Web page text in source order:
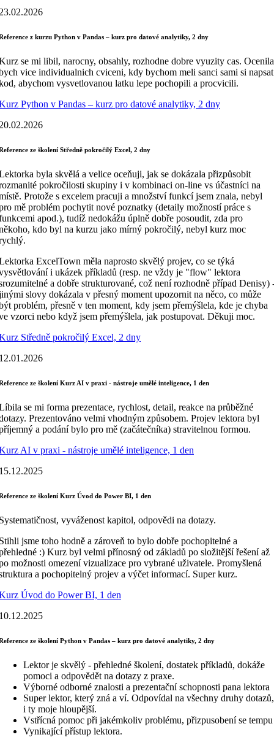
z kurzu Python v Pandas – kurz pro datové analytiky, 2 dny
se mi libil, narocny, obsahly, rozhodne dobre vyuzity cas. Ocenila
vice individualnich cviceni, kdy bychom meli sanci sami si napsat
abychom vysvetlovanou latku lepe pochopili a procvicili.
Python v Pandas – kurz pro datové analytiky, 2 dny
ze školení Středně pokročilý Excel, 2 dny
byla skvělá a velice oceňuji, jak se dokázala přizpůsobit
pokročilosti skupiny i v kombinaci on-line vs účastníci na
Protože s excelem pracuji a množství funkcí jsem znala, nebyl
mě problém pochytit nové poznatky (detaily možností práce s
apod.), tudíž nedokážu úplně dobře posoudit, zda pro
kdo byl na kurzu jako mírný pokročilý, nebyl kurz moc
ExcelTown měla naprosto skvělý projev, co se týká
i ukázek příkladů (resp. ne vždy je "flow" lektora
a dobře strukturované, což není rozhodně případ Denisy)
slovy dokázala v přesný moment upozornit na něco, co může
problém, přesně v ten moment, kdy jsem přemýšlela, kde je chyba
vzorci nebo když jsem přemýšlela, jak postupovat. Děkuji moc.
Středně pokročilý Excel, 2 dny
ze školení Kurz AI v praxi - nástroje umělé inteligence, 1 den
se mi forma prezentace, rychlost, detail, reakce na průběžné
Prezentováno velmi vhodným způsobem. Projev lektora byl
a podání bylo pro mě (začátečníka) stravitelnou formou.
AI v praxi - nástroje umělé inteligence, 1 den
ze školení Kurz Úvod do Power BI, 1 den
vyváženost kapitol, odpovědi na dotazy.
jsme toho hodně a zároveň to bylo dobře pochopitelné a
:) Kurz byl velmi přínosný od základů po složitější řešení až
možnosti omezení vizualizace pro vybrané uživatele. Promyšlená
a pochopitelný projev a výčet informací. Super kurz.
Úvod do Power BI, 1 den
ze školení Python v Pandas – kurz pro datové analytiky, 2 dny
Lektor je skvělý - přehledné školení, dostatek příkladů, dokáže
pomoci a odpovědět na dotazy z praxe.
Výborné odborné znalosti a prezentační schopnosti pana lektora
Super lektor, který zná a ví. Odpovídal na všechny druhy dotazů,
i ty moje hloupější.
Vstřícná pomoc při jakémkoliv problému, přizpusobení se tempu
Vynikající přístup lektora.